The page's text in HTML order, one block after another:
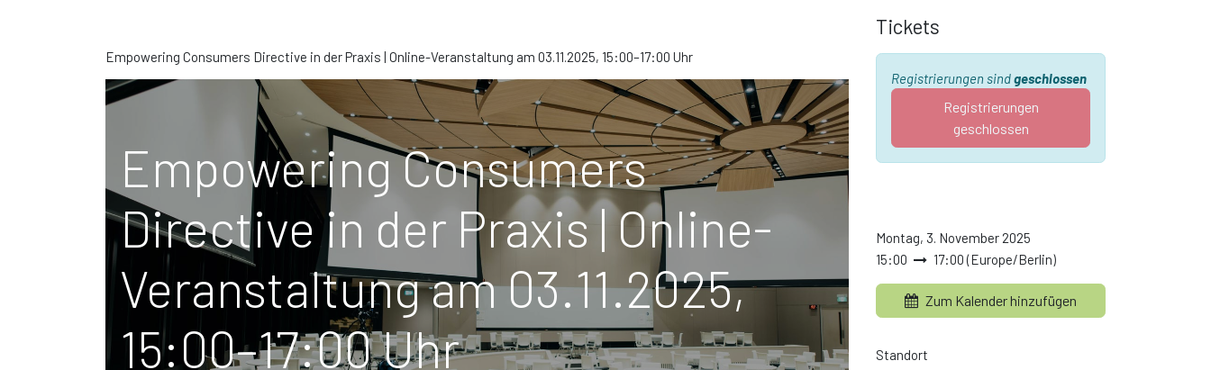
Empowering Consumers Directive in der Praxis | Online-Veranstaltung am 03.11.2025, 15:00–17:00 Uhr
Empowering Consumers
Directive in der Praxis | Online-
Veranstaltung am 03.11.2025,
15:00–17:00 Uhr
Tickets
Registrierungen sindgeschlossen
Registrierungen
geschlossen
Montag, 3. November 2025
15:00
17:00(Europe/Berlin)
Zum Kalender hinzufügen
Standort